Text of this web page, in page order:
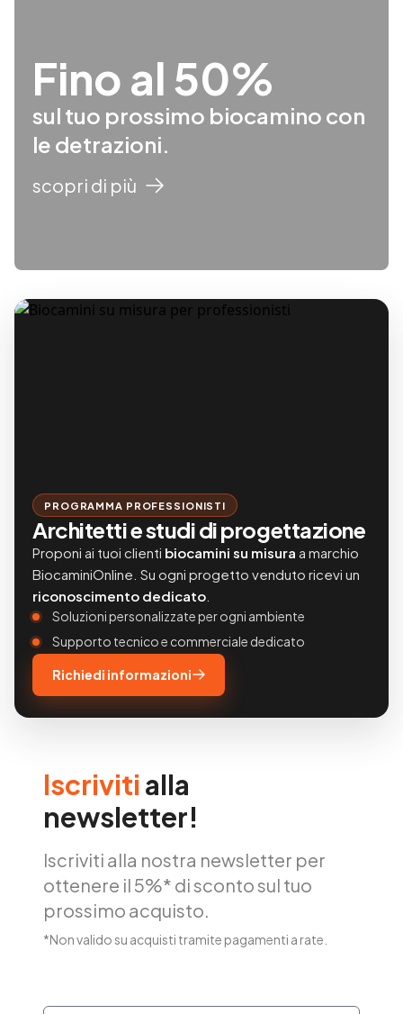
Fino al 50%
sul tuo prossimo biocamino con
le detrazioni.
scopri di più
PROGRAMMA PROFESSIONISTI
Architetti e studi di progettazione
Proponi ai tuoi clienti biocamini su misura a marchio
BiocaminiOnline. Su ogni progetto venduto ricevi un
riconoscimento dedicato
Soluzioni personalizzate per ogni ambiente
Supporto tecnico e commerciale dedicato
Richiedi informazioni
Iscriviti alla
newsletter!
Iscriviti alla nostra newsletter per
ottenere il 5%* di sconto sul tuo
prossimo acquisto.
*Non valido su acquisti tramite pagamenti a rate.